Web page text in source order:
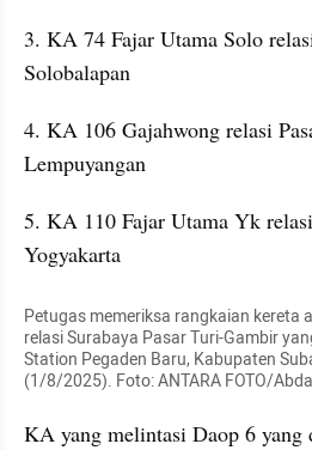
3. KA 74 Fajar Utama Solo
Solobalapan
4. KA 106 Gajahwong relasi
Lempuyangan
5. KA 110 Fajar Utama Yk
Yogyakarta
Petugas memeriksa rangkaian kereta
relasi Surabaya Pasar Turi-Gambir
Station Pegaden Baru, Kabupaten
(1/8/2025). Foto: ANTARA FOTO/
KA yang melintasi Daop 6 yang